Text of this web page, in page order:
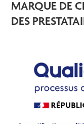
MARQUE DE
DES